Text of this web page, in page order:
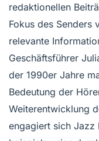
redaktionellen
Fokus des Senders
relevante
Geschäftsführer
der 1990er Jahre
Bedeutung der
Weiterentwicklung
engagiert sich Jazz